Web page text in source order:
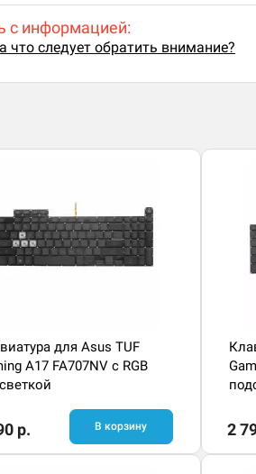
с информацией:
следует обратить внимание?
для Asus TUF
A17 FA707NV с RGB
р. В корзину 2